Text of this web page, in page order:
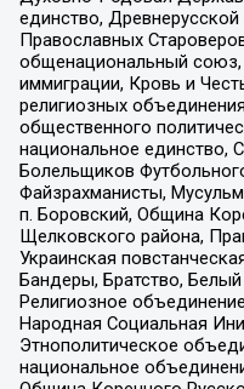
единство,
Православных
общенациональный союз,
иммиграции, Кровь и
религиозных
общественного
национальное единство,
Болельщиков
Файзрахманисты,
п. Боровский, Община
Щелковского района,
Украинская
Бандеры, Братство,
Религиозное
Народная Социальная
Этнополитическое
национальное